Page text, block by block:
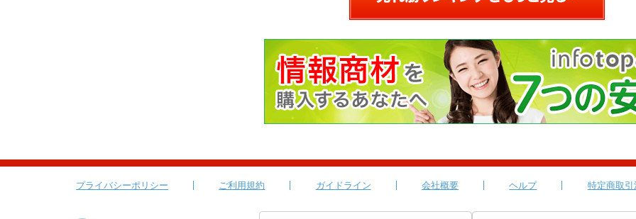
プライバシーポリシー ご利用規約 ガイドライン 会社概要 ヘルプ 特定商取